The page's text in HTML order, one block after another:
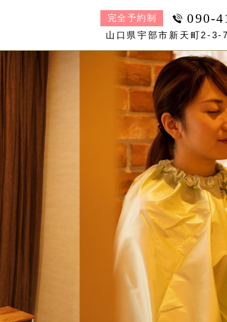
Healing倶楽部 結（むすび）完全予約制 090-
山口県宇部市新天町2-3-